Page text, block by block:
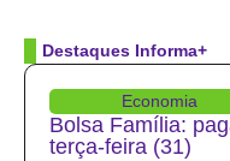
Destaques Informa+
Economia
Bolsa Família:
terça-feira (31)